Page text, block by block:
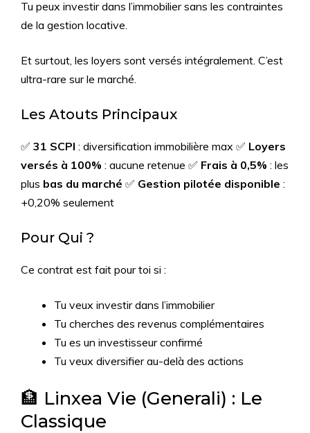
Tu peux investir dans l’immobilier sans les contraintes
de la gestion locative.
Et surtout, les loyers sont versés intégralement. C’est
ultra-rare sur le marché.
Les Atouts Principaux
✅ 31 SCPI : diversification immobilière max ✅ Loyers
versés à 100% : aucune retenue ✅ Frais à 0,5% : les
plus bas du marché ✅ Gestion pilotée disponible :
+0,20% seulement
Pour Qui ?
Ce contrat est fait pour toi si :
Tu veux investir dans l’immobilier
Tu cherches des revenus complémentaires
Tu es un investisseur confirmé
Tu veux diversifier au-delà des actions
🏦 Linxea Vie (Generali) : Le
Classique